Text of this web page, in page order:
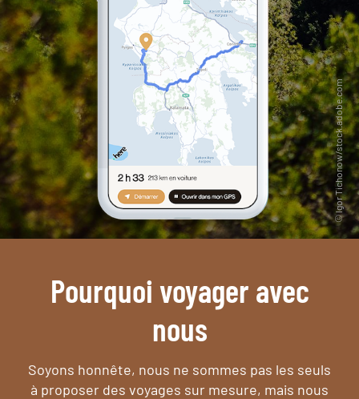
Pourquoi voyager avec
nous
Soyons honnête, nous ne sommes pas les seuls
à proposer des voyages sur mesure, mais nous